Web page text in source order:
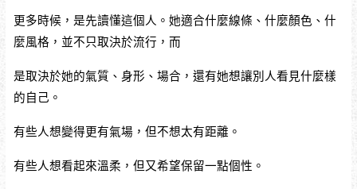
更多時候，是先讀懂這個人。她適合什麼線條、什麼顏色、什
麼風格，並不只取決於流行，而
是取決於她的氣質、身形、場合，還有她想讓別人看見什麼樣
的自己。
有些人想變得更有氣場，但不想太有距離。
有些人想看起來溫柔，但又希望保留一點個性。